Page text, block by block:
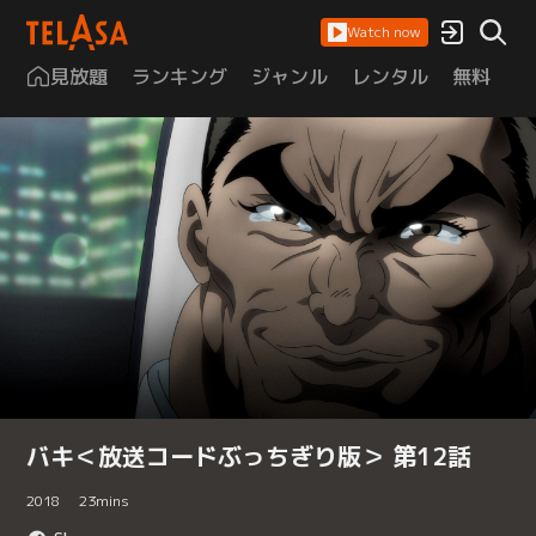
Watch now
見放題 ランキング ジャンル レンタル 無料
バキ＜放送コードぶっちぎり版＞ 第12話
2018 23mins